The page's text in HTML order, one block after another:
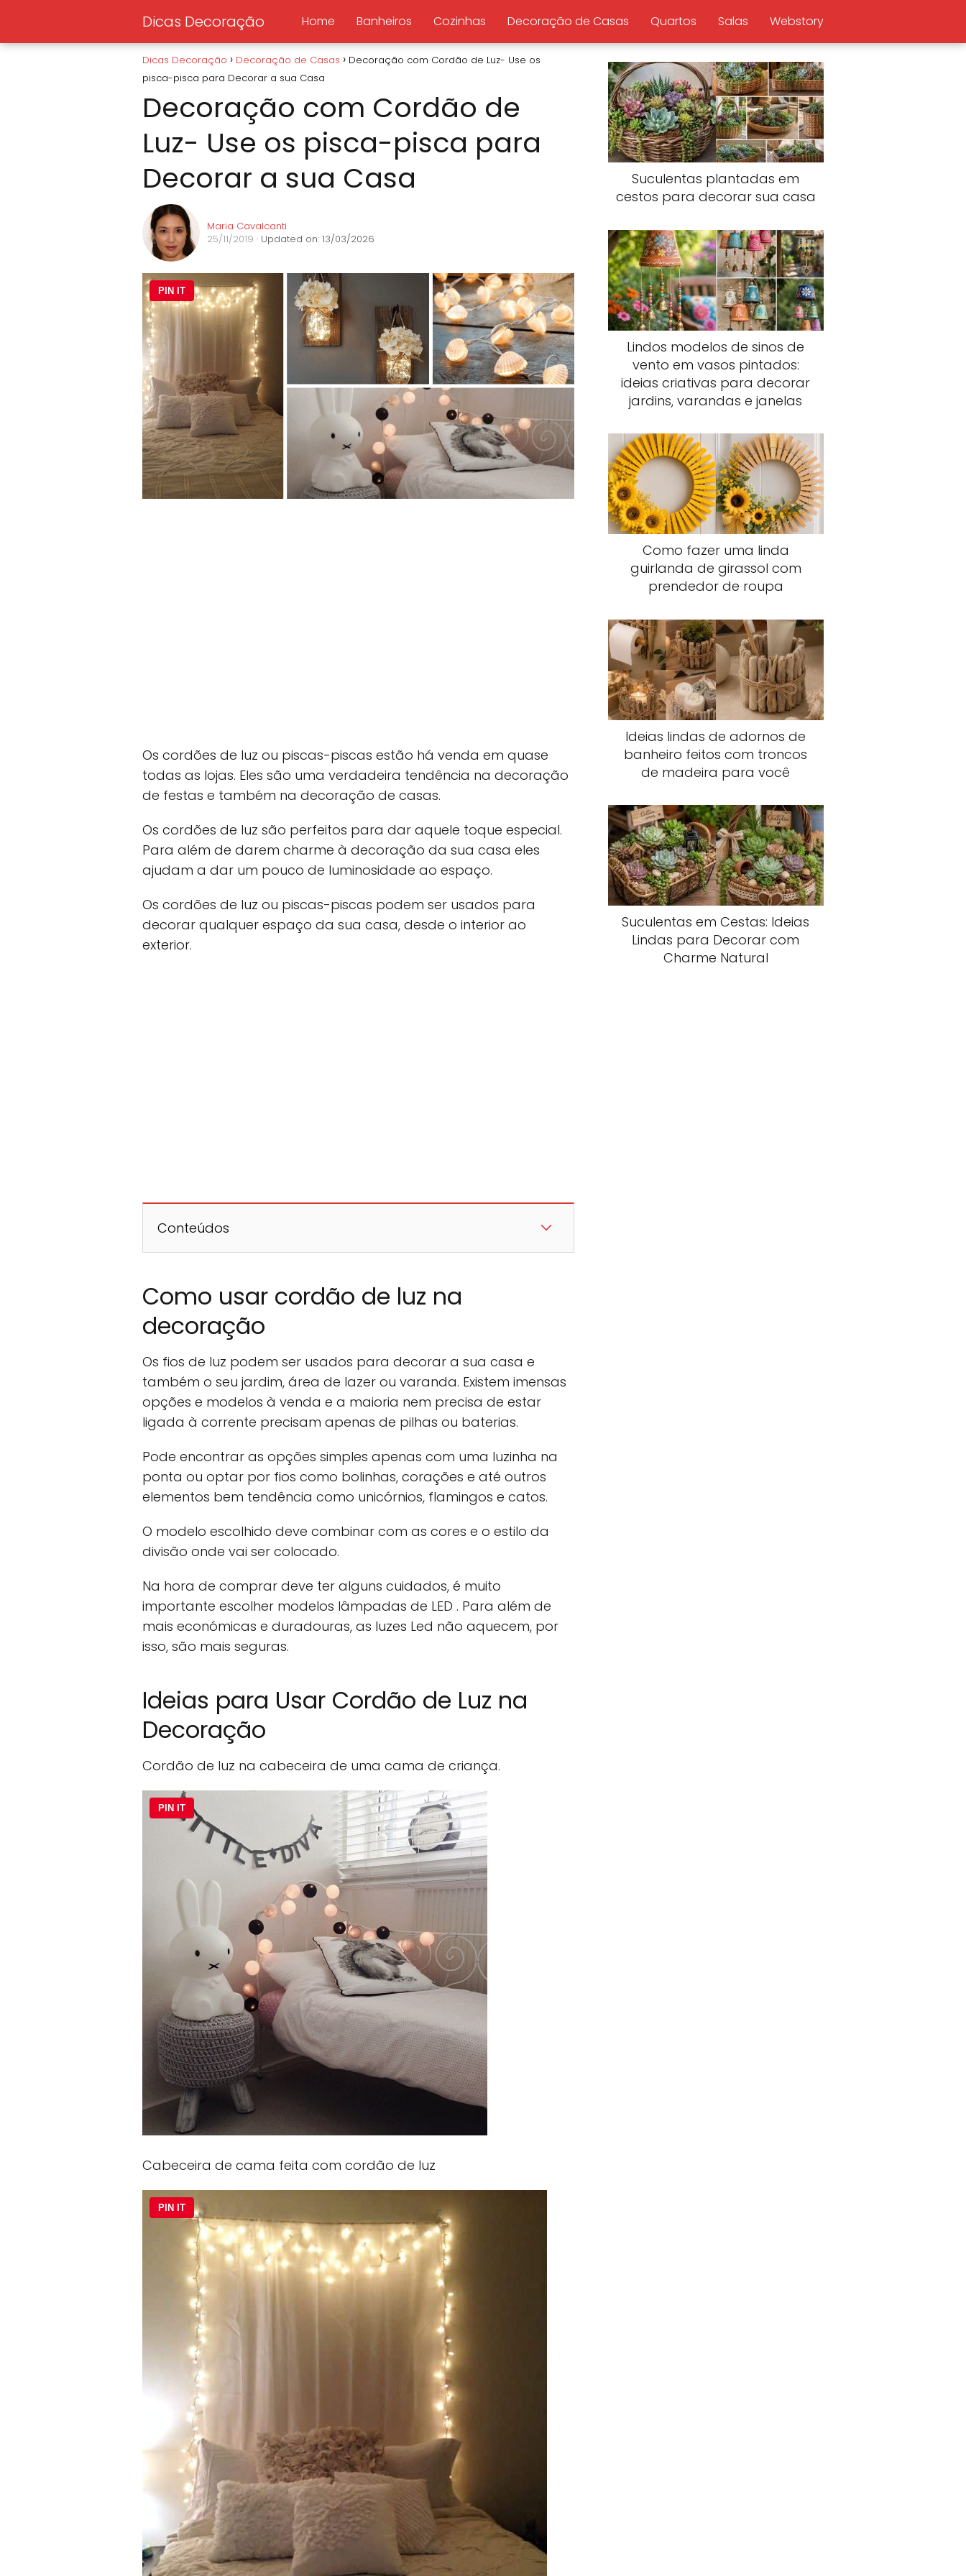
Dicas Decoração Home Banheiros Cozinhas Decoração de Casas Quartos Salas Webstory
Dicas Decoração Decoração de Casas
Decoração com Cordão de Luz- Use os
pisca-pisca para Decorar a sua Casa
Decoração com Cordão de
Luz- Use os pisca-pisca para
Decorar a sua Casa
Maria Cavalcanti
25/11/2019 · Updated on: 13/03/2026
PIN IT
Os cordões de luz ou piscas-piscas estão há venda em quase
todas as lojas. Eles são uma verdadeira tendência na decoração
de festas e também na decoração de casas.
Os cordões de luz são perfeitos para dar aquele toque especial.
Para além de darem charme à decoração da sua casa eles
ajudam a dar um pouco de luminosidade ao espaço.
Os cordões de luz ou piscas-piscas podem ser usados para
decorar qualquer espaço da sua casa, desde o interior ao
exterior.
Conteúdos
Como usar cordão de luz na
decoração
Os fios de luz podem ser usados para decorar a sua casa e
também o seu jardim, área de lazer ou varanda. Existem imensas
opções e modelos à venda e a maioria nem precisa de estar
ligada à corrente precisam apenas de pilhas ou baterias.
Pode encontrar as opções simples apenas com uma luzinha na
ponta ou optar por fios como bolinhas, corações e até outros
elementos bem tendência como unicórnios, flamingos e catos.
O modelo escolhido deve combinar com as cores e o estilo da
divisão onde vai ser colocado.
Na hora de comprar deve ter alguns cuidados, é muito
importante escolher modelos lâmpadas de LED . Para além de
mais económicas e duradouras, as luzes Led não aquecem, por
isso, são mais seguras.
Ideias para Usar Cordão de Luz na
Decoração
Cordão de luz na cabeceira de uma cama de criança.
PIN IT
Cabeceira de cama feita com cordão de luz
PIN IT
Suculentas plantadas em
cestos para decorar sua casa
Lindos modelos de sinos de
vento em vasos pintados:
ideias criativas para decorar
jardins, varandas e janelas
Como fazer uma linda
guirlanda de girassol com
prendedor de roupa
Ideias lindas de adornos de
banheiro feitos com troncos
de madeira para você
Suculentas em Cestas: Ideias
Lindas para Decorar com
Charme Natural